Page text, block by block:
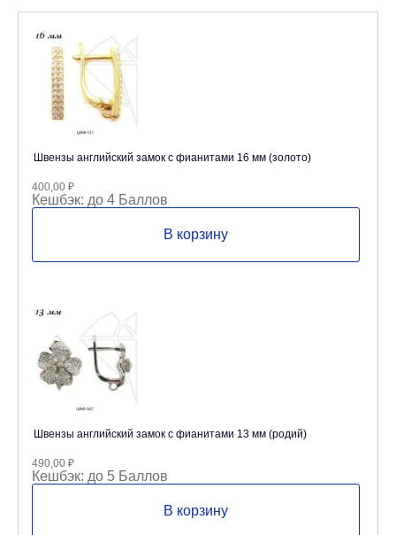
Швензы английский замок с фианитами 16 мм (золото)
400,00 ₽
Кешбэк: до 4 Баллов
В корзину
Швензы английский замок с фианитами 13 мм (родий)
490,00 ₽
Кешбэк: до 5 Баллов
В корзину